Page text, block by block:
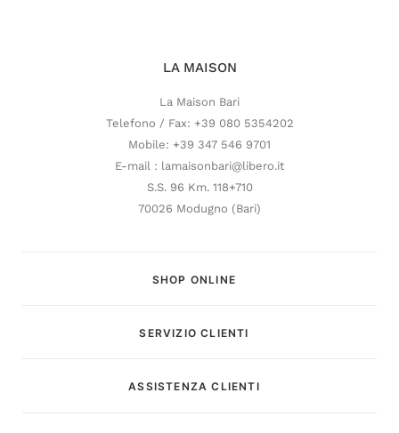
LA MAISON
La Maison Bari
Telefono / Fax: +39 080 5354202
Mobile: +39 347 546 9701
E-mail : lamaisonbari@libero.it
S.S. 96 Km. 118+710
70026 Modugno (Bari)
SHOP ONLINE
SERVIZIO CLIENTI
ASSISTENZA CLIENTI
Customer Service